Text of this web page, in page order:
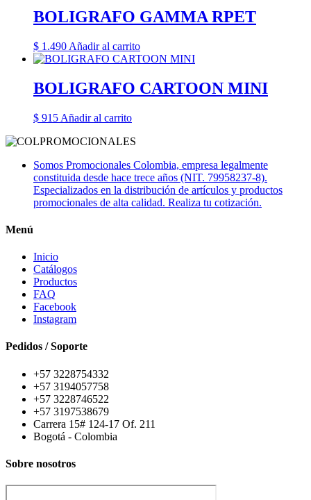
BOLIGRAFO GAMMA RPET
$ 1.490 Añadir al carrito
BOLIGRAFO CARTOON MINI
$ 915 Añadir al carrito
Somos Promocionales Colombia, empresa legalmente
constituida desde hace trece años (NIT. 79958237-8).
Especializados en la distribución de artículos y productos
promocionales de alta calidad. Realiza tu cotización.
Menú
Inicio
Catálogos
Productos
FAQ
Facebook
Instagram
Pedidos / Soporte
+57 3228754332
+57 3194057758
+57 3228746522
+57 3197538679
Carrera 15# 124-17 Of. 211
Bogotá - Colombia
Sobre nosotros